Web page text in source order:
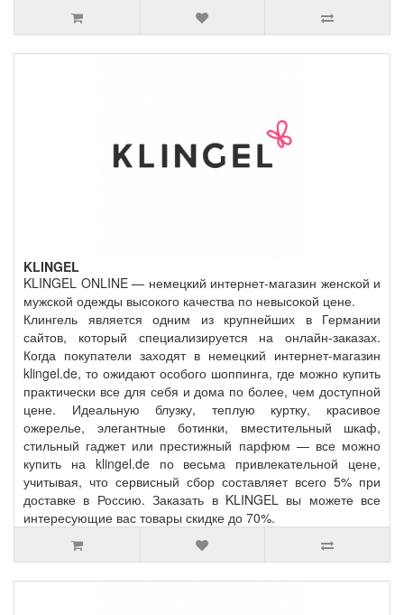
KLINGEL
KLINGEL ONLINE — немецкий интернет-магазин женской и
мужской одежды высокого качества по невысокой цене.
Клингель является одним из крупнейших в Германии
сайтов, который специализируется на онлайн-заказах.
Когда покупатели заходят в немецкий интернет-магазин
klingel.de, то ожидают особого шоппинга, где можно купить
практически все для себя и дома по более, чем доступной
цене. Идеальную блузку, теплую куртку, красивое
ожерелье, элегантные ботинки, вместительный шкаф,
стильный гаджет или престижный парфюм — все можно
купить на klingel.de по весьма привлекательной цене,
учитывая, что сервисный сбор составляет всего 5% при
доставке в Россию. Заказать в KLINGEL вы можете все
интересующие вас товары скидке до 70%.